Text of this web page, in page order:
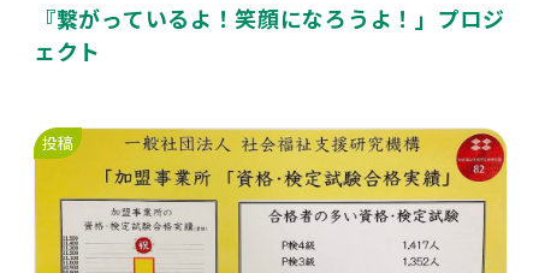
『繋がっているよ！笑顔になろうよ！」プロジ
ェクト
投稿